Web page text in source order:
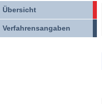
Übersicht
Verfahrensangaben